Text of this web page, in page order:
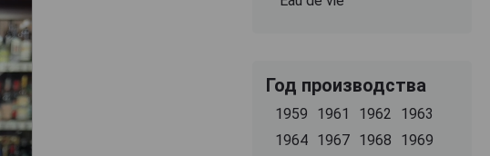
Год производства
1959 1961 1962
1963
1964 1967 1968
1969